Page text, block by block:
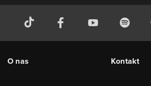
O nas Kontakt